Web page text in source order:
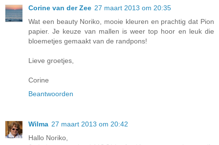
Corine van der Zee 27 maart 2013 om 20:35
Wat een beauty Noriko, mooie kleuren en prachtig dat Pion
papier. Je keuze van mallen is weer top hoor en leuk die
bloemetjes gemaakt van de randpons!
Lieve groetjes,
Corine
Beantwoorden
Wilma 27 maart 2013 om 20:42
Hallo Noriko,